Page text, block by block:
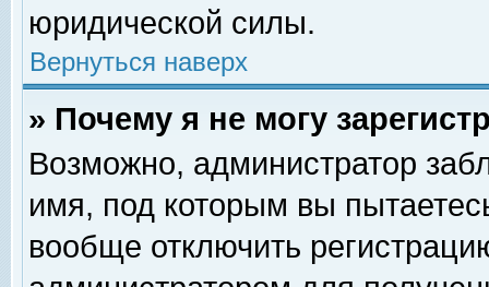
юридической силы.
Вернуться наверх
» Почему я не могу
Возможно, администратор
имя, под которым вы
вообще отключить